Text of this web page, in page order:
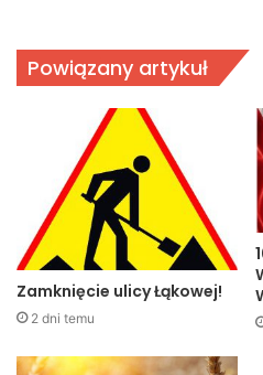
Powiązany artykuł
Zamknięcie ulicy Łąkowej!
2 dni temu